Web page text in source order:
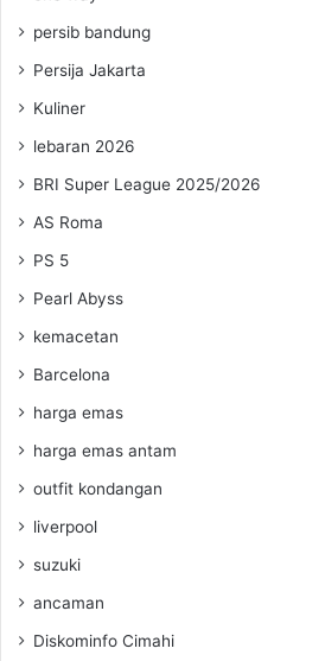
persib bandung
Persija Jakarta
Kuliner
lebaran 2026
BRI Super League 2025/2026
AS Roma
PS 5
Pearl Abyss
kemacetan
Barcelona
harga emas
harga emas antam
outfit kondangan
liverpool
suzuki
ancaman
Diskominfo Cimahi